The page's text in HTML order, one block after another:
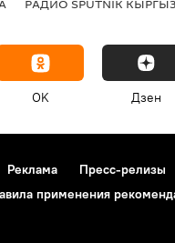
OK Дзен
Реклама Пресс-релизы
применения